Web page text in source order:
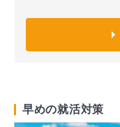
早めの就活対策